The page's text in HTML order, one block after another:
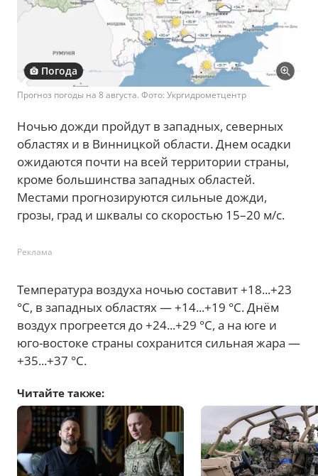
Погода
Прогноз погоды на 8 августа. Фото: Укргидрометцентр
Ночью дожди пройдут в западных, северных
областях и в Винницкой области. Днем осадки
ожидаются почти на всей территории страны,
кроме большинства западных областей.
Местами прогнозируются сильные дожди,
грозы, град и шквалы со скоростью 15–20 м/с.
Реклама
Температура воздуха ночью составит +18...+23
°C, в западных областях — +14...+19 °C. Днём
воздух прогреется до +24...+29 °C, а на юге и
юго-востоке страны сохранится сильная жара —
+35...+37 °C.
Читайте также: